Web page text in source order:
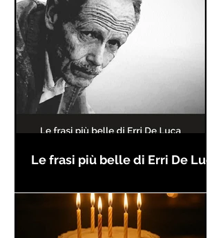
Le frasi più belle di Erri De Luca